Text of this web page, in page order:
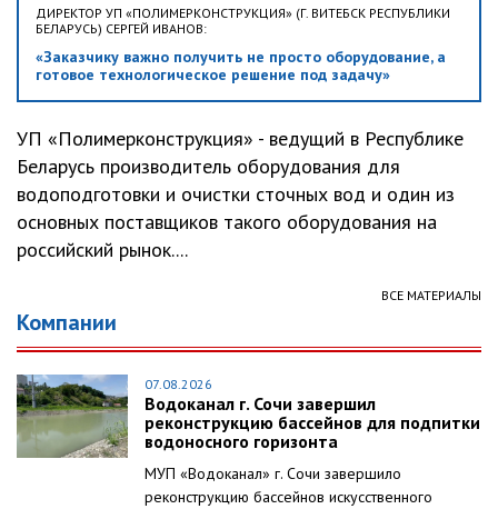
ДИРЕКТОР УП «ПОЛИМЕРКОНСТРУКЦИЯ» (Г. ВИТЕБСК РЕСПУБЛИКИ
БЕЛАРУСЬ) СЕРГЕЙ ИВАНОВ:
«Заказчику важно получить не просто оборудование, а
готовое технологическое решение под задачу»
УП «Полимерконструкция» - ведущий в Республике
Беларусь производитель оборудования для
водоподготовки и очистки сточных вод и один из
основных поставщиков такого оборудования на
российский рынок....
ВСЕ МАТЕРИАЛЫ
Компании
07.08.2026
Водоканал г. Сочи завершил
реконструкцию бассейнов для подпитки
водоносного горизонта
МУП «Водоканал» г. Сочи завершило
реконструкцию бассейнов искусственного